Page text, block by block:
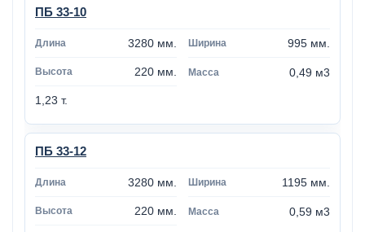
ПБ 33-10
3280 мм. 995 мм.
220 мм. 0,49 м3
1,23 т.
ПБ 33-12
3280 мм. 1195 мм.
220 мм. 0,59 м3